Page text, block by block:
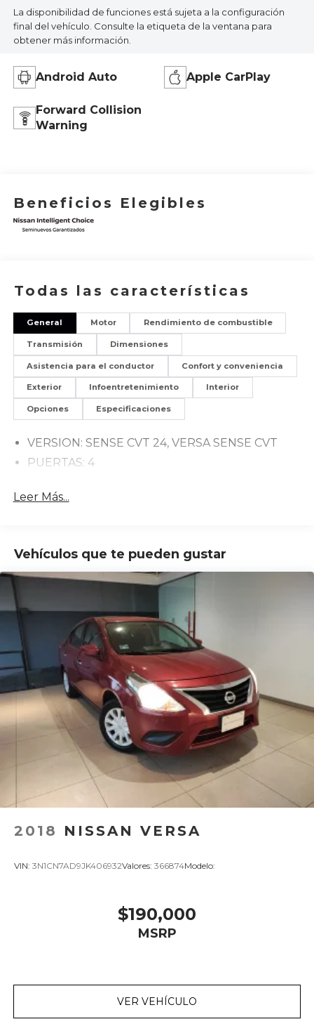
La disponibilidad de funciones está sujeta a la configuración
final del vehículo. Consulte la etiqueta de la ventana para
obtener más información.
Android Auto Apple CarPlay
Forward Collision
Warning
Beneficios Elegibles
Todas las características
General Motor Rendimiento de combustible
Transmisión Dimensiones
Asistencia para el conductor Confort y conveniencia
Exterior Infoentretenimiento Interior
Opciones Especificaciones
VERSION: SENSE CVT 24, VERSA SENSE CVT
PUERTAS: 4
Leer Más...
Vehículos que te pueden gustar
2018 NISSAN VERSA
VIN: 3N1CN7AD9JK406932Valores: 366874Modelo:
$190,000
MSRP
VER VEHÍCULO